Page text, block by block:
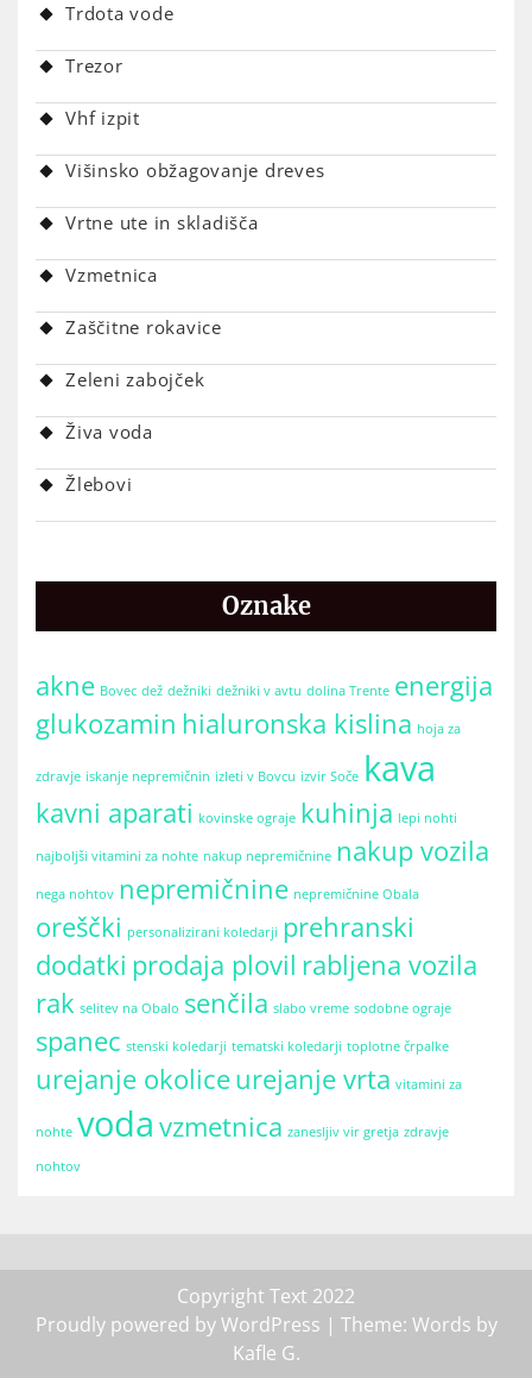
Trdota vode
Trezor
Vhf izpit
Višinsko obžagovanje dreves
Vrtne ute in skladišča
Vzmetnica
Zaščitne rokavice
Zeleni zabojček
Živa voda
Žlebovi
Oznake
akne Bovec dež dežniki dežniki v avtu dolina Trente energija
glukozamin hialuronska kislina hoja za
zdravje iskanje nepremičnin izleti v Bovcu izvir Soče kava
kavni aparati kovinske ograje kuhinja lepi nohti
najboljši vitamini za nohte nakup nepremičnine nakup vozila
nega nohtov nepremičnine nepremičnine Obala
oreščki personalizirani koledarji prehranski
dodatki prodaja plovil rabljena vozila
rak selitev na Obalo senčila slabo vreme sodobne ograje
spanec stenski koledarji tematski koledarji toplotne črpalke
urejanje okoliceurejanje vrta vitamini za
nohte voda vzmetnica zanesljiv vir gretja zdravje
nohtov
Copyright Text 2022
Proudly powered by WordPress | Theme: Words by
Kafle G.